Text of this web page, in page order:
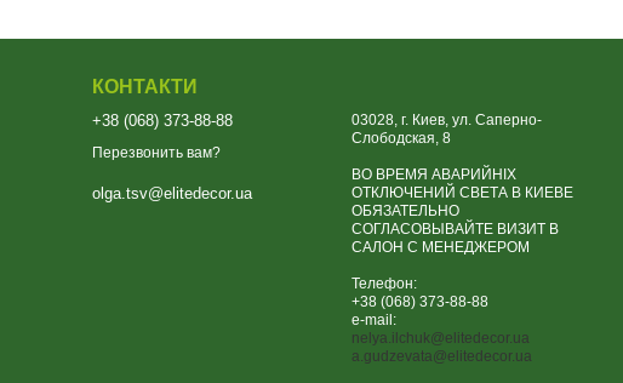
КОНТАКТИ
+38 (068) 373-88-88
Перезвонить вам?
olga.tsv@elitedecor.ua
03028, г. Киев, ул. Саперно-
Слободская, 8
ВО ВРЕМЯ АВАРИЙНІХ
ОТКЛЮЧЕНИЙ СВЕТА В КИЕВЕ
ОБЯЗАТЕЛЬНО
СОГЛАСОВЫВАЙТЕ ВИЗИТ В
САЛОН С МЕНЕДЖЕРОМ
Телефон:
+38 (068) 373-88-88
e-mail:
nelya.ilchuk@elitedecor.ua
a.gudzevata@elitedecor.ua